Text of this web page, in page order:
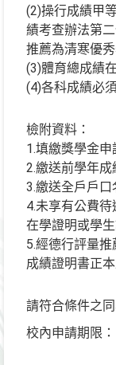
(2)操行成績甲
績考查辦法第
推薦為清寒優
(3)體育總成績
(4)各科成績必
檢附資料：
1.填繳獎學金申
2.繳送前學年成
3.繳送全戶戶
4.未享有公費
在學證明或學
5.經德行評量
成績證明書正
請符合條件之
校內申請期限